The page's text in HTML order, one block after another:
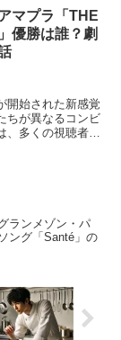
マプラ「THE
優勝は誰？劇
開始された新感覚
ちが異なるコンビ
、多くの視聴者を
ランメゾン・パ
ング「Santé」の